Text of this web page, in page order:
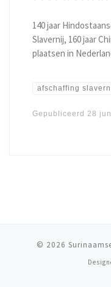
140 jaar
Slavernij, 160 jaar
plaatsen in
afschaffing
Gepubliceerd 28
© 2026